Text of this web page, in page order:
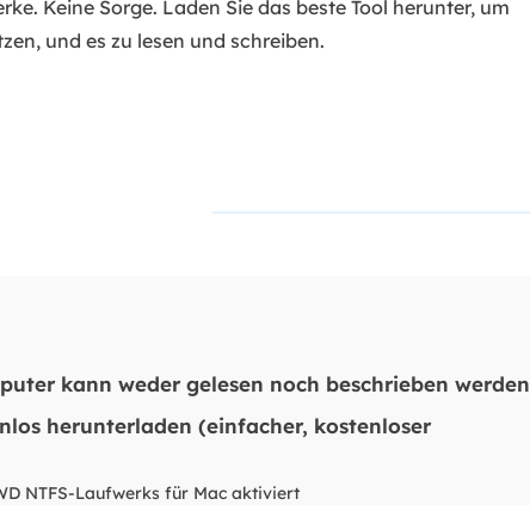
Keine Sorge. Laden Sie das beste Tool herunter, um
und es zu lesen und schreiben.
kann weder gelesen noch beschrieben werden
herunterladen (einfacher, kostenloser
NTFS-Laufwerks für Mac aktiviert